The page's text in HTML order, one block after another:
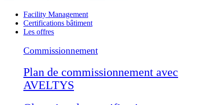
Facility Management
Certifications bâtiment
Les offres
Commissionnement
Plan de commissionnement avec
AVELTYS